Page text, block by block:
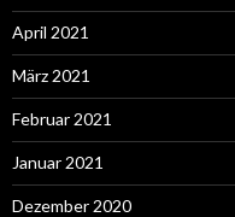
April 2021
März 2021
Februar 2021
Januar 2021
Dezember 2020